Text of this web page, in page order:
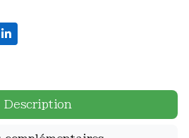
Description